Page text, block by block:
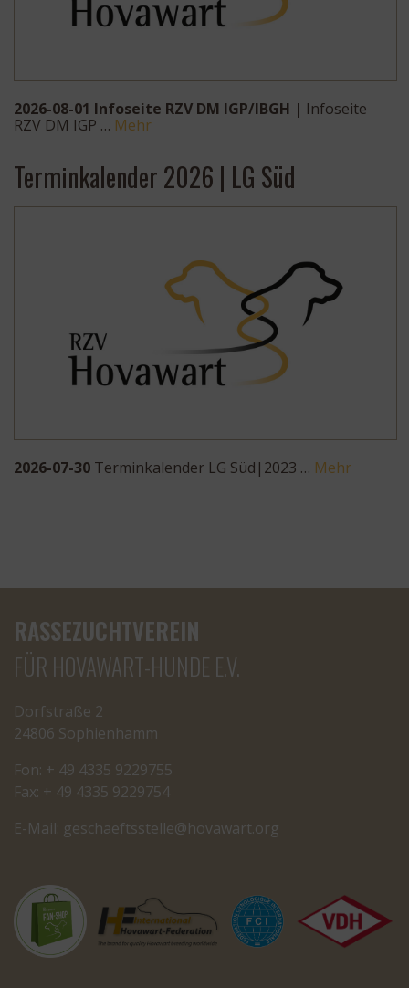
2026-08-01 Infoseite RZV DM IGP/IBGH | Infoseite
RZV DM IGP … Mehr
Terminkalender 2026 | LG Süd
2026-07-30 Terminkalender LG Süd|2023 … Mehr
RASSEZUCHTVEREIN
FÜR HOVAWART-HUNDE E.V.
Dorfstraße 2
24806 Sophienhamm
Fon: + 49 4335 9229755
Fax: + 49 4335 9229754
E-Mail:
gro.t
rawav
oh@el
letss
tfeah
cseg